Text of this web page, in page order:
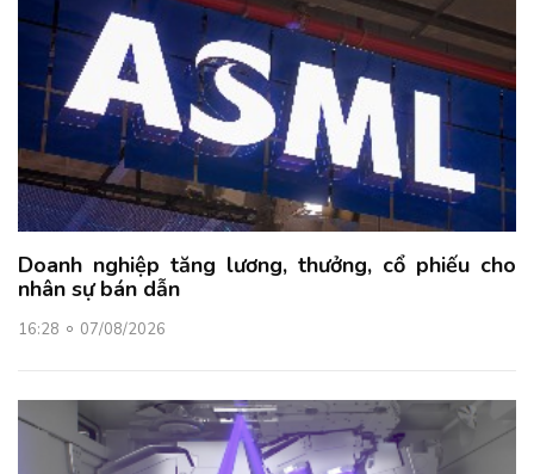
Doanh nghiệp tăng lương, thưởng, cổ phiếu cho
nhân sự bán dẫn
16:28 07/08/2026